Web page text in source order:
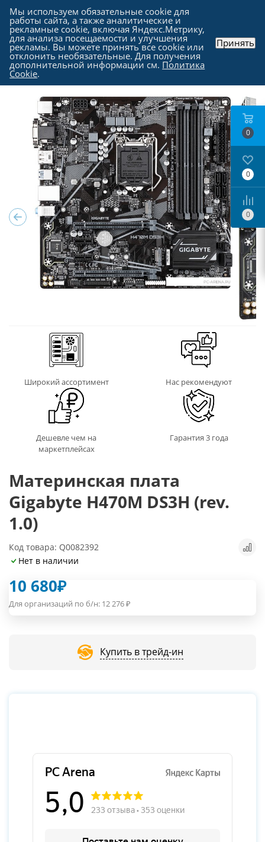
Каталог - Комплектующие для компьютера
Материнские платы
Широкий ассортимент Нас рекомендуют
Дешевле чем на
маркетплейсах
Гарантия 3 года
Материнская плата
Gigabyte H470M DS3H (rev.
1.0)
Код товара: Q0082392
Нет в наличии
10 680₽
Для организаций по б/н: 12 276₽
Купить в трейд-ин
0
0
0
Мы используем обязательные cookie для
работы сайта, а также аналитические и
рекламные cookie, включая Яндекс.Метрику,
для анализа посещаемости и улучшения
рекламы. Вы можете принять все cookie или
отклонить необязательные. Для получения
дополнительной информации см. Политика
Cookie.
Принять